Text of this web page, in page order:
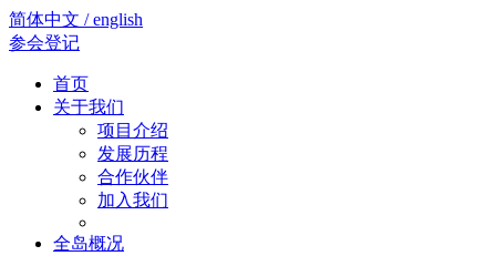
简体中文 / english
参会登记
首页
关于我们
项目介绍
发展历程
合作伙伴
加入我们
全岛概况